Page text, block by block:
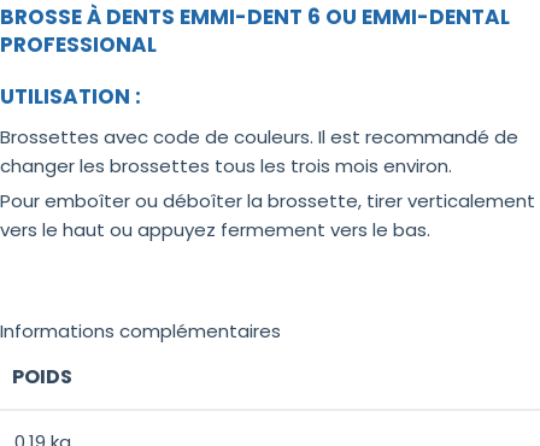
BROSSE À DENTS EMMI-DENT 6 OU EMMI-DENTAL
PROFESSIONAL
UTILISATION :
Brossettes avec code de couleurs. Il est recommandé de
changer les brossettes tous les trois mois environ.
Pour emboîter ou déboîter la brossette, tirer verticalement
vers le haut ou appuyez fermement vers le bas.
Informations complémentaires
POIDS